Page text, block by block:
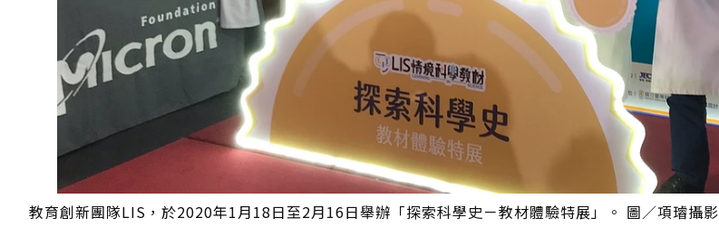
教育創新團隊LIS，於2020年1月18日至2月16日舉辦「探索科學史－教材體驗特展」。 圖／項璿攝影